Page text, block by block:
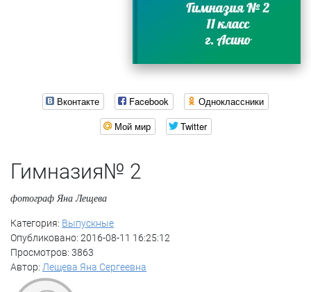
Вконтакте Facebook
Одноклассники
Мой мир
Twitter
Гимназия№ 2
фотограф Яна Лещева
Категория: Выпускные
Опубликовано: 2016-08-11 16:25:12
Просмотров: 3863
Автор: Лещева Яна Сергеевна